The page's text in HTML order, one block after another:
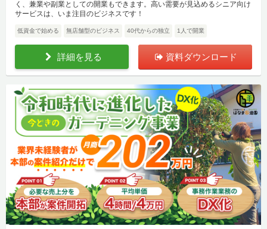
く、兼業や副業としての開業もできます。高い需要が見込めるシニア向け
サービスは、いま注目のビジネスです！
低資金で始める 無店舗型のビジネス 40代からの独立 1人で開業
詳細を見る 資料ダウンロード